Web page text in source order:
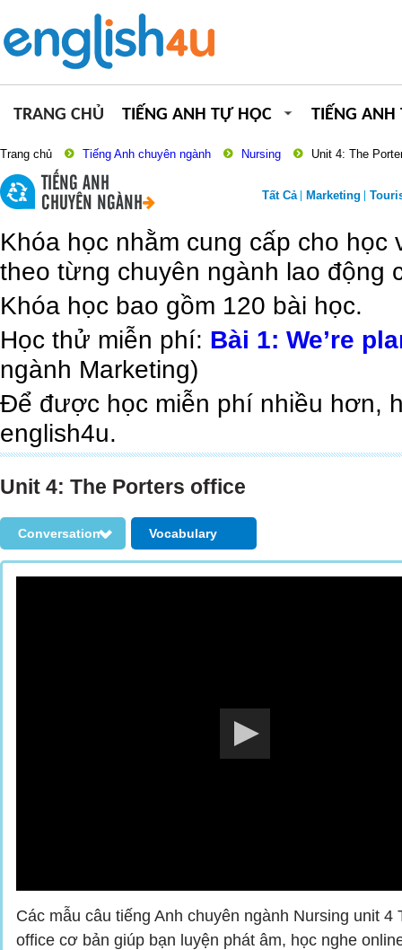
TRANG CHỦ TIẾNG ANH TỰ HỌC TIẾNG ANH
Trang chủ Tiếng Anh chuyên ngành Nursing Unit 4: The
TIẾNG ANH
CHUYÊN NGÀNH
Tất Cả Marketing
Khóa học nhằm cung cấp cho
theo từng chuyên ngành lao động
Khóa học bao gồm 120 bài học.
Học thử miễn phí: Bài 1: We’re
ngành Marketing)
Để được học miễn phí nhiều hơn,
english4u.
Unit 4: The Porters office
Conversation Vocabulary
Các mẫu câu tiếng Anh chuyên ngành Nursing unit 4
office cơ bản giúp bạn luyện phát âm, học nghe